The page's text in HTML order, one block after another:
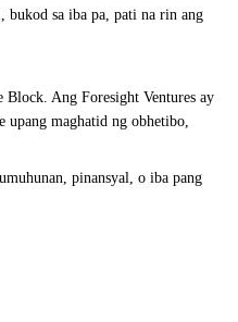
bukod sa iba pa, pati na rin ang
Ang Foresight Ventures ay
upang maghatid ng obhetibo,
pinansyal, o iba pang